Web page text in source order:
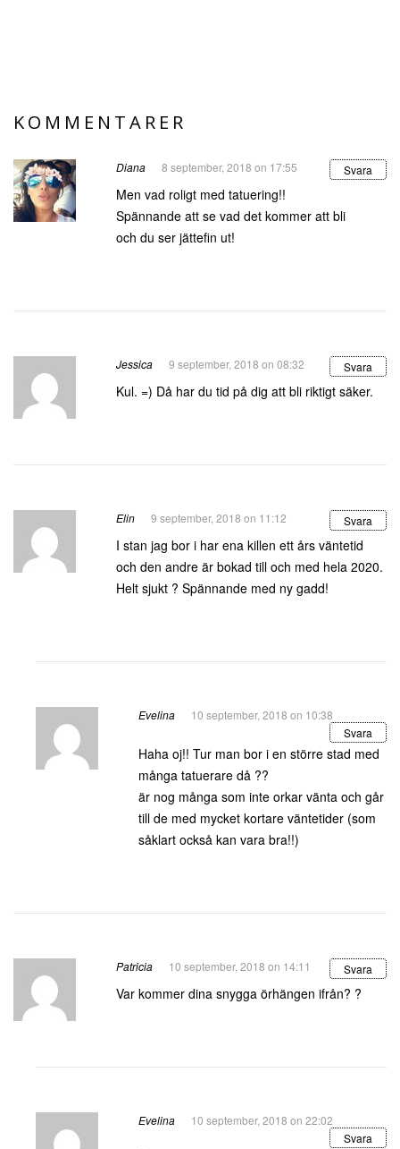
KOMMENTARER
Diana 8 september, 2018 on 17:55 Svara
Men vad roligt med tatuering!!
Spännande att se vad det kommer att bli
och du ser jättefin ut!
Jessica 9 september, 2018 on 08:32 Svara
Kul. =) Då har du tid på dig att bli riktigt säker.
Elin 9 september, 2018 on 11:12 Svara
I stan jag bor i har ena killen ett års väntetid
och den andre är bokad till och med hela 2020.
Helt sjukt ? Spännande med ny gadd!
Evelina
10 september, 2018 on 10:38
Svara
Haha oj!! Tur man bor i en större stad med
många tatuerare då ??
är nog många som inte orkar vänta och går
till de med mycket kortare väntetider (som
såklart också kan vara bra!!)
Patricia 10 september, 2018 on 14:11 Svara
Var kommer dina snygga örhängen ifrån? ?
Evelina
10 september, 2018 on 22:02
Svara